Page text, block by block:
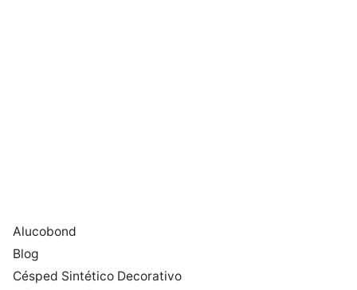
Alucobond
Blog
Césped Sintético Decorativo